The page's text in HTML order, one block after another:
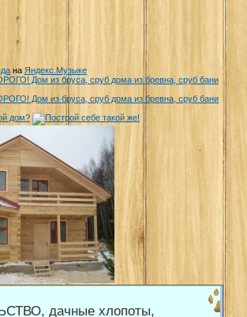
на Яндекс.Музыке
дачные хлопоты,